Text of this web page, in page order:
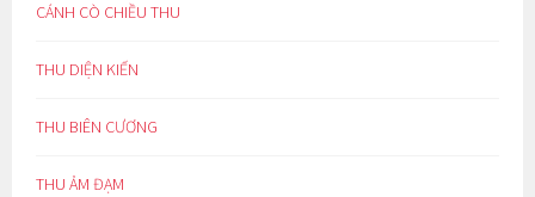
CÁNH CÒ CHIỀU THU
THU DIỆN KIẾN
THU BIÊN CƯƠNG
THU ẢM ĐẠM